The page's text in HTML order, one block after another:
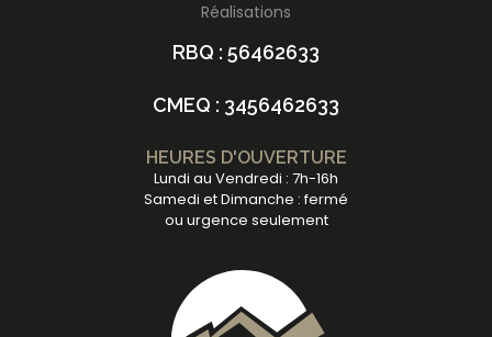
Réalisations
RBQ : 56462633
CMEQ : 3456462633
HEURES D'OUVERTURE
Lundi au Vendredi : 7h-16h
Samedi et Dimanche : fermé
ou urgence seulement